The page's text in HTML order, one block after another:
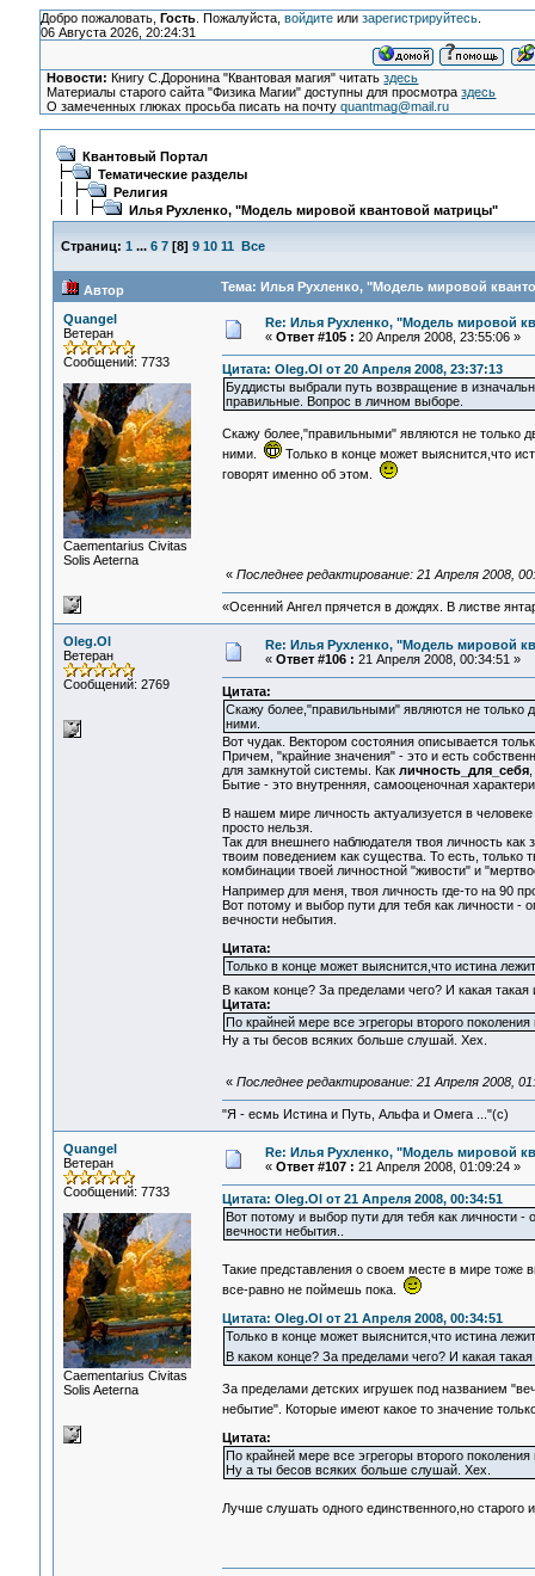
Добро пожаловать, Гость. Пожалуйста, войдитеили зарегистрируйтесь.
06 Августа 2026, 20:24:31
Новости: Книгу С.Доронина "Квантовая магия" читатьздесь
Материалы старого сайта "Физика Магии" доступны для просмотраздесь
О замеченных глюках просьба писать на почтуquantmag@mail.ru
Квантовый Портал
Тематические разделы
Религия
Илья Рухленко, "Модель мировой квантовой матрицы"
Страниц: 1 ... 6 7[8] 9 10 11 Все
Автор Тема: Илья Рухленко, "Модель мировой
Quangel
Ветеран
Сообщений: 7733
Сaementarius Civitas
Solis Aeterna
Re: Илья Рухленко, "Модель мировой
« Ответ #105 : 20 Апреля 2008, 23:55:06 »
Цитата: Oleg.Ol от 20 Апреля 2008, 23:37:13
Буддисты выбрали путь возвращение в
правильные. Вопрос в личном выборе.
Скажу более,"правильными" являются не только
ними.
Только в конце может выяснится,что
говорят именно об этом.
« Последнее редактирование: 21 Апреля 2008,
«Осенний Ангел прячется в дождях. В листве
Oleg.Ol
Ветеран
Сообщений: 2769
Re: Илья Рухленко, "Модель мировой
« Ответ #106 : 21 Апреля 2008, 00:34:51 »
Цитата:
Скажу более,"правильными" являются не только
ними.
Вот чудак. Вектором состояния описывается
Причем, "крайние значения" - это и есть
для замкнутой системы. Как личность_для_себя,
Бытие - это внутренняя, самооценочная
В нашем мире личность актуализуется в
просто нельзя.
Так для внешнего наблюдателя твоя личность
твоим поведением как существа. То есть, только
комбинации твоей личностной "живости" и
Например для меня, твоя личность где-то на 90
Вот потому и выбор пути для тебя как личности -
вечности небытия.
Цитата:
Только в конце может выяснится,что истина
В каком конце? За пределами чего? И какая
Цитата:
По крайней мере все эгрегоры второго
Ну а ты бесов всяких больше слушай. Хех.
« Последнее редактирование: 21 Апреля 2008,
"Я - есмь Истина и Путь, Альфа и Омега ..."(с)
Quangel
Ветеран
Сообщений: 7733
Сaementarius Civitas
Solis Aeterna
Re: Илья Рухленко, "Модель мировой
« Ответ #107 : 21 Апреля 2008, 01:09:24 »
Цитата: Oleg.Ol от 21 Апреля 2008, 00:34:51
Вот потому и выбор пути для тебя как личности -
вечности небытия..
Такие представления о своем месте в мире тоже
все-равно не поймешь пока.
Цитата: Oleg.Ol от 21 Апреля 2008, 00:34:51
Только в конце может выяснится,что истина
В каком конце? За пределами чего? И какая
За пределами детских игрушек под названием
небытие". Которые имеют какое то значение
Цитата:
По крайней мере все эгрегоры второго
Ну а ты бесов всяких больше слушай. Хех.
Лучше слушать одного единственного,но старого